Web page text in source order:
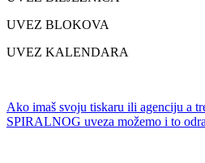
UVEZ BLOKOVA
UVEZ KALENDARA
Ako imaš svoju tiskaru ili agenciju a
SPIRALNOG uveza možemo i to